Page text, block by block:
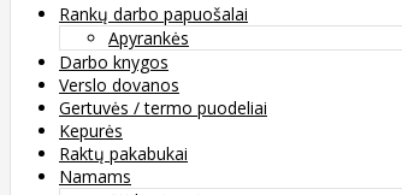
Rankų darbo papuošalai
Apyrankės
Darbo knygos
Verslo dovanos
Gertuvės / termo puodeliai
Kepurės
Raktų pakabukai
Namams